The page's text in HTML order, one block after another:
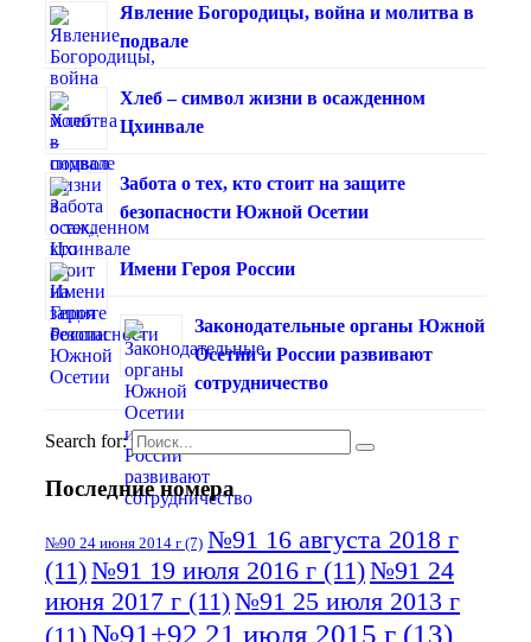
Явление Богородицы, война и молитва в
подвале
Хлеб – символ жизни в осажденном
Цхинвале
Забота о тех, кто стоит на защите
безопасности Южной Осетии
Имени Героя России
Законодательные органы Южной
Осетии и России развивают
сотрудничество
Search for:
Последние номера
№90 24 июня 2014 г (7) №91 16 августа 2018 г
(11)№91 19 июля 2016 г (11)№91 24
июня 2017 г (11)№91 25 июля 2013 г
(11)№91+92 21 июля 2015 г (13)